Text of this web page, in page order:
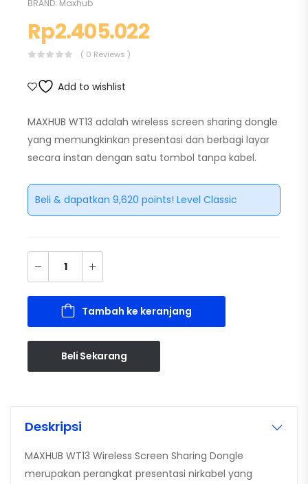
BRAND: Maxhub
Rp2.405.022
( 0 Reviews )
Add to wishlist
MAXHUB WT13 adalah wireless screen sharing dongle
yang memungkinkan presentasi dan berbagi layar
secara instan dengan satu tombol tanpa kabel.
Beli & dapatkan 9,620 points! Level Classic
Tambah ke keranjang
Beli Sekarang
Deskripsi
MAXHUB WT13 Wireless Screen Sharing Dongle
merupakan perangkat presentasi nirkabel yang